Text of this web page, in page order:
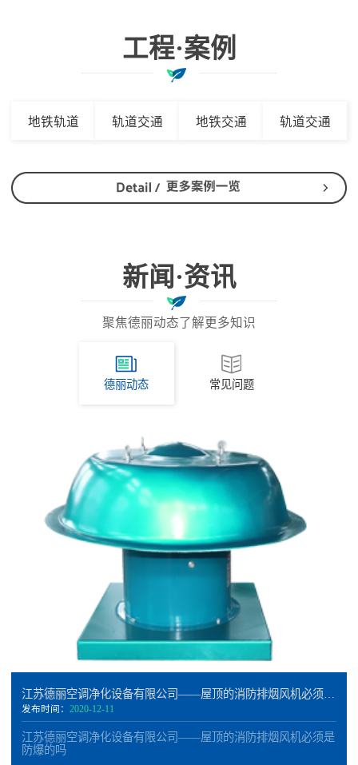
工程·案例
地铁轨道 轨道交通 地铁交通 轨道交通
新闻·资讯
聚焦德丽动态了解更多知识
德丽动态 常见问题
江苏德丽空调净化设备有限公司——屋顶的消防排烟风机必须是防爆的吗
发布时间： 2020-12-11
江苏德丽空调净化设备有限公司——屋顶的消防排烟风机必须是
防爆的吗